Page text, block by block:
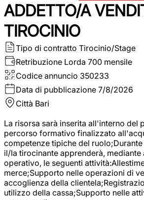
ADDETTO/A
TIROCINIO
Tipo di contratto Tirocinio/Stage
Retribuzione Lorda 700 mensile
Codice annuncio 350233
Data di pubblicazione 7/8/2026
Città Bari
La risorsa sarà inserita all'interno del
percorso formativo finalizzato
competenze tipiche del
il/la tirocinante apprenderà, mediante
operativo, le seguenti
merce;Supporto nelle operazioni di
accoglienza della
utilizzo della cassa;Supporto nelle